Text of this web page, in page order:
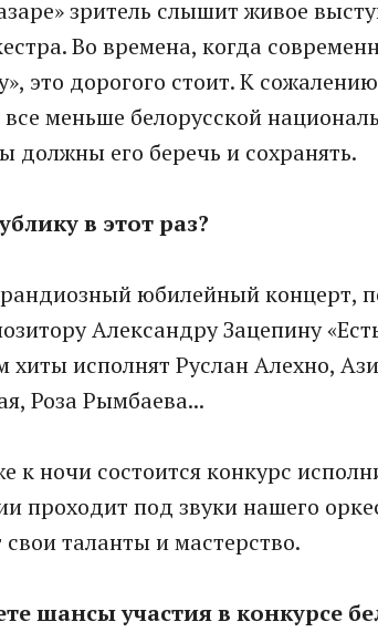
зритель слышит живое
Во времена, когда
это дорогого стоит. К
меньше белорусской
должны его беречь и сохранять.
в этот раз?
юбилейный концерт,
Александру Зацепину
исполнят Руслан Алехно,
Роза Рымбаева...
к ночи состоится конкурс
проходит под звуки нашего
таланты и мастерство.
шансы участия в конкурсе